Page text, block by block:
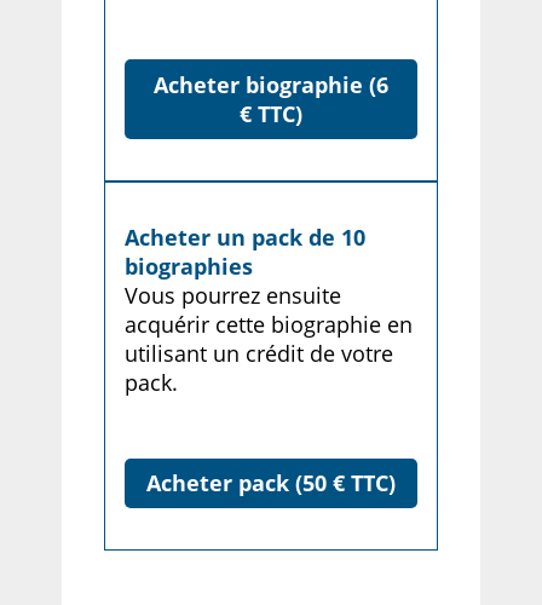
Acheter biographie (6
€ TTC)
Acheter un pack de 10
biographies
Vous pourrez ensuite
acquérir cette biographie en
utilisant un crédit de votre
pack.
Acheter pack (50 € TTC)